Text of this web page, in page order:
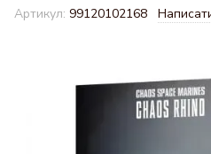
Артикул: 99120102168